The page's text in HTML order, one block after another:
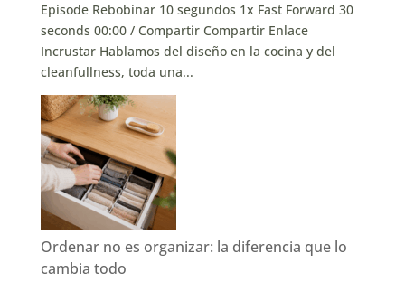
Episode Rebobinar 10 segundos 1x Fast Forward 30
seconds 00:00 / Compartir Compartir Enlace
Incrustar Hablamos del diseño en la cocina y del
cleanfullness, toda una...
Ordenar no es organizar: la diferencia que lo
cambia todo